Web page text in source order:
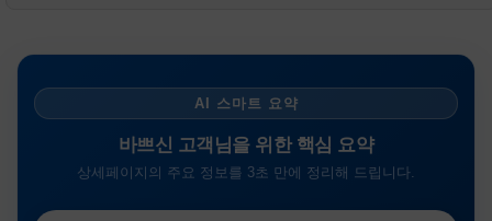
AI 스마트 요약
바쁘신 고객님을 위한 핵심 요약
상세페이지의 주요 정보를 3초 만에 정리해 드립니다.